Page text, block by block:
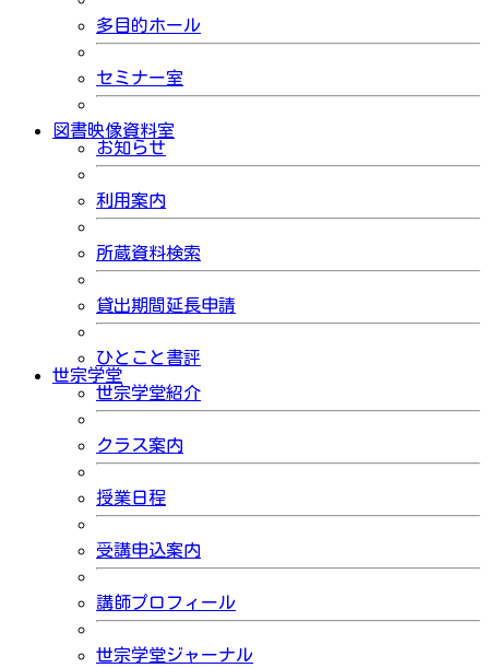
多目的ホール
セミナー室
図書映像資料室
お知らせ
利用案内
所蔵資料検索
貸出期間延長申請
ひとこと書評
世宗学堂
世宗学堂紹介
クラス案内
授業日程
受講申込案内
講師プロフィール
世宗学堂ジャーナル